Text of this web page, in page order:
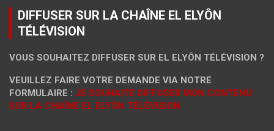
DIFFUSER SUR LA CHAÎNE EL ELYÔN
TÉLÉVISION
VOUS SOUHAITEZ DIFFUSER SUR EL ELYÔN TÉLÉVISION ?
VEUILLEZ FAIRE VOTRE DEMANDE VIA NOTRE
FORMULAIRE : JE SOUHAITE DIFFUSER MON CONTENU
SUR LA CHAÎNE EL ELYÔN TÉLÉVISION